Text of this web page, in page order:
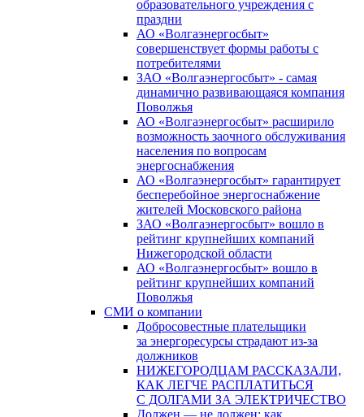
образовательного учреждения с
праздни
АО «Волгаэнергосбыт»
совершенствует формы работы с
потребителями
ЗАО «Волгаэнергосбыт» - самая
динамично развивающаяся компания
Поволжья
АО «Волгаэнергосбыт» расширило
возможность заочного обслуживания
населения по вопросам
энергоснабжения
АО «Волгаэнергосбыт» гарантирует
бесперебойное энергоснабжение
жителей Московского района
ЗАО «Волгаэнергосбыт» вошло в
рейтинг крупнейших компаний
Нижегородской области
АО «Волгаэнергосбыт» вошло в
рейтинг крупнейших компаний
Поволжья
СМИ о компании
Добросовестные плательщики
за энергоресурсы страдают из-за
должников
НИЖЕГОРОДЦАМ РАССКАЗАЛИ,
КАК ЛЕГЧЕ РАСПЛАТИТЬСЯ
С ДОЛГАМИ ЗА ЭЛЕКТРИЧЕСТВО